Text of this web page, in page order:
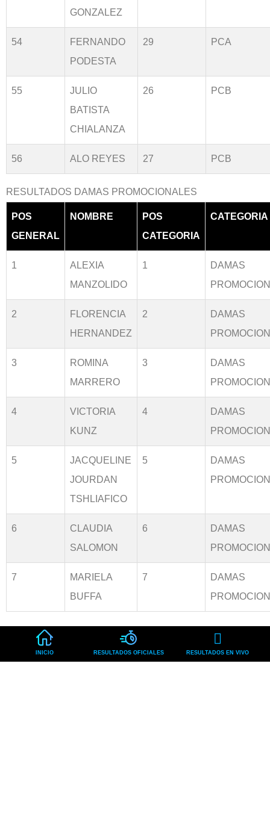
GONZALEZ
54
FERNANDO
PODESTA
29 PCA
55
JULIO
BATISTA
CHIALANZA
26 PCB
56 ALO REYES 27 PCB
RESULTADOS DAMAS PROMOCIONALES
POS
GENERAL
NOMBRE
POS
CATEGORIA
CATEGORIA
1
ALEXIA
MANZOLIDO
1
DAMAS
2
FLORENCIA
HERNANDEZ
2
DAMAS
3
ROMINA
MARRERO
3
DAMAS
4
VICTORIA
KUNZ
4
DAMAS
5
JACQUELINE
JOURDAN
TSHLIAFICO
5
DAMAS
6
CLAUDIA
SALOMON
6
DAMAS
7
MARIELA
BUFFA
7
DAMAS
INICIO RESULTADOS OFICIALES RESULTADOS EN VIVO